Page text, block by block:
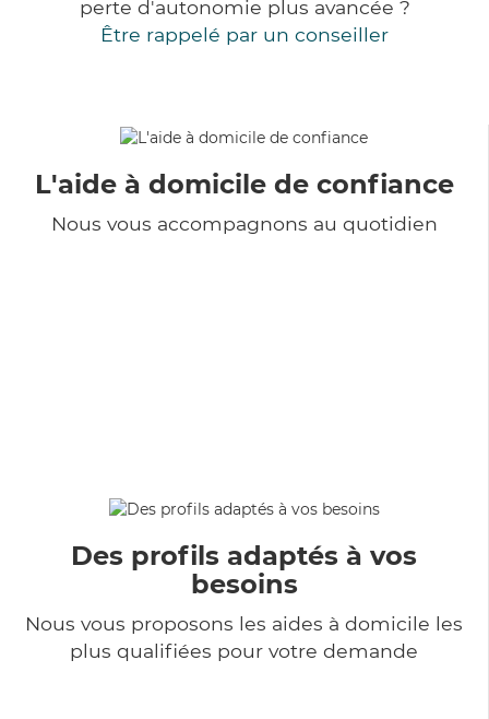
perte d'autonomie plus avancée ?
Être rappelé par un conseiller
L'aide à domicile de confiance
Nous vous accompagnons au quotidien
Des profils adaptés à vos
besoins
Nous vous proposons les aides à domicile les
plus qualifiées pour votre demande